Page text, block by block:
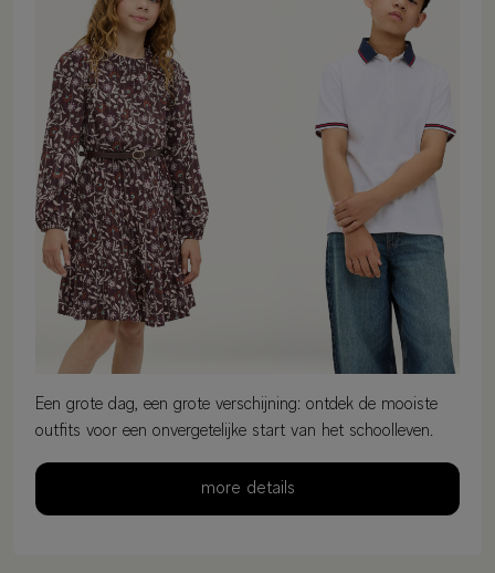
Een grote dag, een grote verschijning: ontdek de mooiste
outfits voor een onvergetelijke start van het schoolleven.
more details